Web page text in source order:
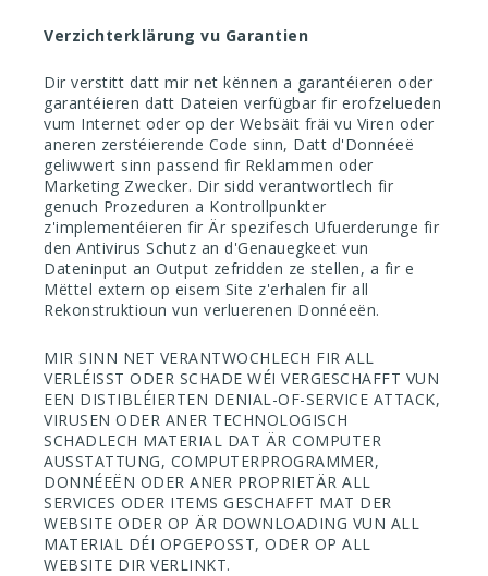
Verzichterklärung vu Garantien
Dir verstitt datt mir net kënnen a garantéieren oder
garantéieren datt Dateien verfügbar fir erofzelueden
vum Internet oder op der Websäit fräi vu Viren oder
aneren zerstéierende Code sinn, Datt d'Donnéeë
geliwwert sinn passend fir Reklammen oder
Marketing Zwecker. Dir sidd verantwortlech fir
genuch Prozeduren a Kontrollpunkter
z'implementéieren fir Är spezifesch Ufuerderunge fir
den Antivirus Schutz an d'Genauegkeet vun
Dateninput an Output zefridden ze stellen, a fir e
Mëttel extern op eisem Site z'erhalen fir all
Rekonstruktioun vun verluerenen Donnéeën.
MIR SINN NET VERANTWOCHLECH FIR ALL
VERLÉISST ODER SCHADE WÉI VERGESCHAFFT VUN
EEN DISTIBLÉIERTEN DENIAL-OF-SERVICE ATTACK,
VIRUSEN ODER ANER TECHNOLOGISCH
SCHADLECH MATERIAL DAT ÄR COMPUTER
AUSSTATTUNG, COMPUTERPROGRAMMER,
DONNÉEËN ODER ANER PROPRIETÄR ALL
SERVICES ODER ITEMS GESCHAFFT MAT DER
WEBSITE ODER OP ÄR DOWNLOADING VUN ALL
MATERIAL DÉI OPGEPOSST, ODER OP ALL
WEBSITE DIR VERLINKT.